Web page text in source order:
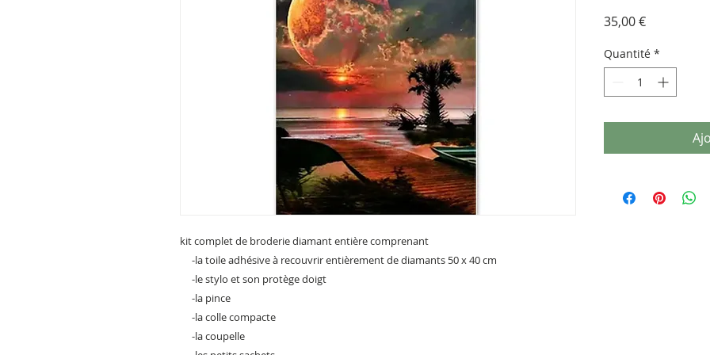
kit complet de broderie diamant entière comprenant
-la toile adhésive à recouvrir entièrement de diamants 50 x 40 cm
-le stylo et son protège doigt
-la pince
-la colle compacte
-la coupelle
35,00 €Prix
Quantité *